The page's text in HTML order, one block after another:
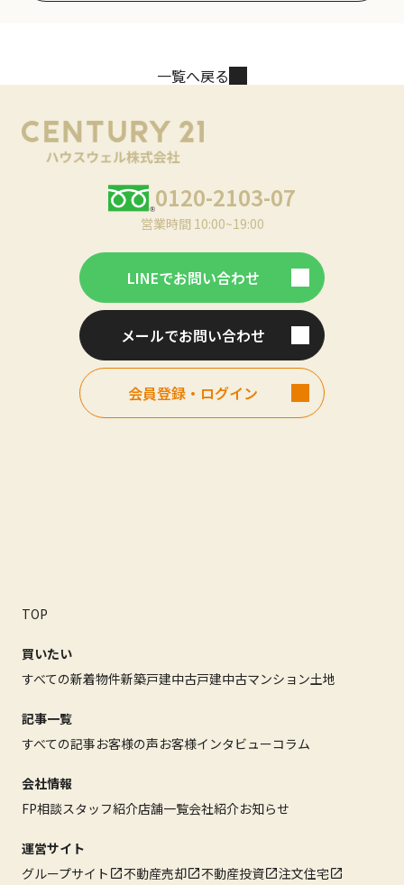
一覧へ戻る
0120-2103-07
営業時間 10:00~19:00
LINEでお問い合わせ
メールでお問い合わせ
会員登録・ログイン
TOP
買いたい
すべての新着物件新築戸建中古戸建中古マンション土地
記事一覧
すべての記事お客様の声お客様インタビューコラム
会社情報
FP相談スタッフ紹介店舗一覧会社紹介お知らせ
運営サイト
グループサイト
不動産売却 不動産投資
注文住宅